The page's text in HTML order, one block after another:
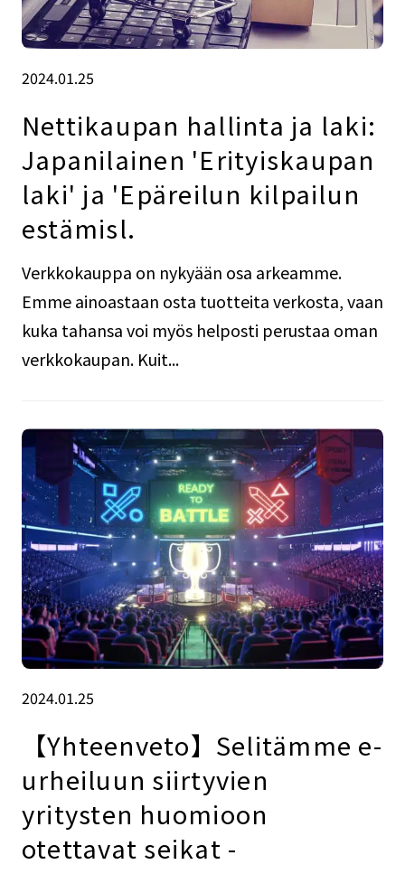
2024.01.25
Nettikaupan hallinta ja laki:
Japanilainen 'Erityiskaupan
laki' ja 'Epäreilun kilpailun
estämisl.
Verkkokauppa on nykyään osa arkeamme.
Emme ainoastaan osta tuotteita verkosta, vaan
kuka tahansa voi myös helposti perustaa oman
verkkokaupan. Kuit...
2024.01.25
【Yhteenveto】Selitämme e-
urheiluun siirtyvien
yritysten huomioon
otettavat seikat -